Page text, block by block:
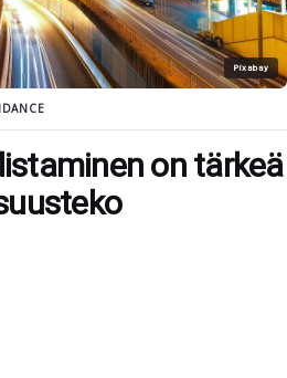
Pixabay
on tärkeä